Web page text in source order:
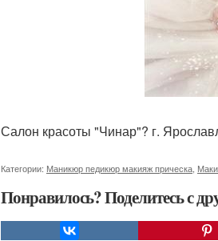
Салон красоты "Чинар"? г.
Категории: Маникюр педикюр макияж прическа
Понравилось? Поделитесь с